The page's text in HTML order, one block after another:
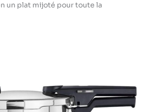
un plat mijoté pour toute la